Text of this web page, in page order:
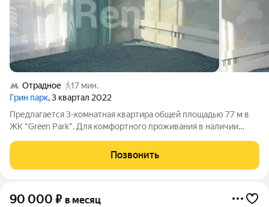
Отрадное
17 мин.
Грин парк, 3 квартал 2022
Предлагается 3-комнатная квартира общей площадью 77 м в
ЖК "Green Park". Для комфортного проживания в наличии
оснащен духовой печью. Окна обращены во двор и на улицу.
Из основных достоинств жилого
Позвонить
90 000 ₽ в месяц